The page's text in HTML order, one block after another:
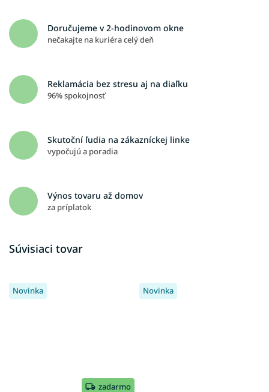
Doručujeme v 2-hodinovom okne
nečakajte na kuriéra celý deň
Reklamácia bez stresu aj na diaľku
96% spokojnosť
Skutoční ľudia na zákazníckej linke
vypočujú a poradia
Výnos tovaru až domov
za príplatok
Súvisiaci tovar
Novinka
zadarmo
Novinka